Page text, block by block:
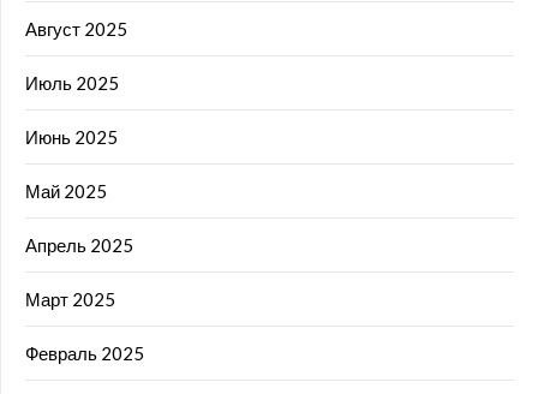
Август 2025
Июль 2025
Июнь 2025
Май 2025
Апрель 2025
Март 2025
Февраль 2025